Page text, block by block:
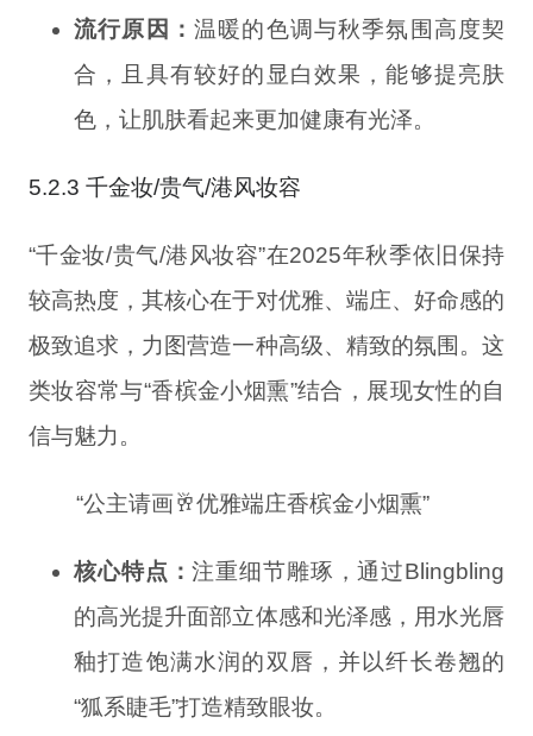
流行原因： 温暖的色调与秋季氛围高度契
合，且具有较好的显白效果，能够提亮肤
色，让肌肤看起来更加健康有光泽。
5.2.3 千金妆/贵气/港风妆容
“千金妆/贵气/港风妆容”在2025年秋季依旧保持
较高热度，其核心在于对优雅、端庄、好命感的
极致追求，力图营造一种高级、精致的氛围。这
类妆容常与“香槟金小烟熏”结合，展现女性的自
信与魅力。
“公主请画🥂优雅端庄香槟金小烟熏”
核心特点：注重细节雕琢，通过Blingbling
的高光提升面部立体感和光泽感，用水光唇
釉打造饱满水润的双唇，并以纤长卷翘的
“狐系睫毛”打造精致眼妆。